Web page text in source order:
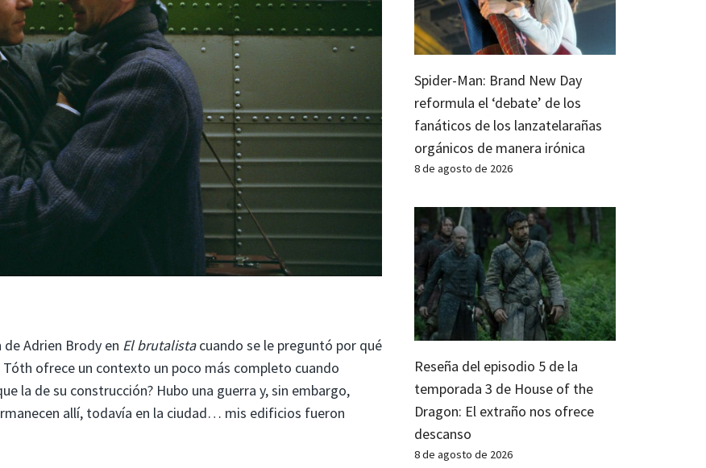
Adrien Brody en El brutalistacuando se le preguntó por qué
ofrece un contexto un poco más completo cuando
la de su construcción? Hubo una guerra y, sin embargo,
allí, todavía en la ciudad… mis edificios fueron
Spider-Man: Brand New Day
reformula el ‘debate’ de los
fanáticos de los lanzatelarañas
orgánicos de manera irónica
8 de agosto de 2026
Reseña del episodio 5 de la
temporada 3 de House of the
Dragon: El extraño nos ofrece
descanso
8 de agosto de 2026